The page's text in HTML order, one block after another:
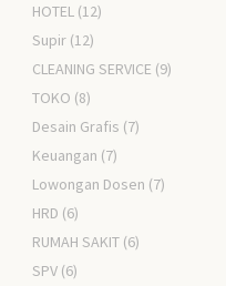
HOTEL (12)
Supir (12)
CLEANING SERVICE (9)
TOKO (8)
Desain Grafis (7)
Keuangan (7)
Lowongan Dosen (7)
HRD (6)
RUMAH SAKIT (6)
SPV (6)